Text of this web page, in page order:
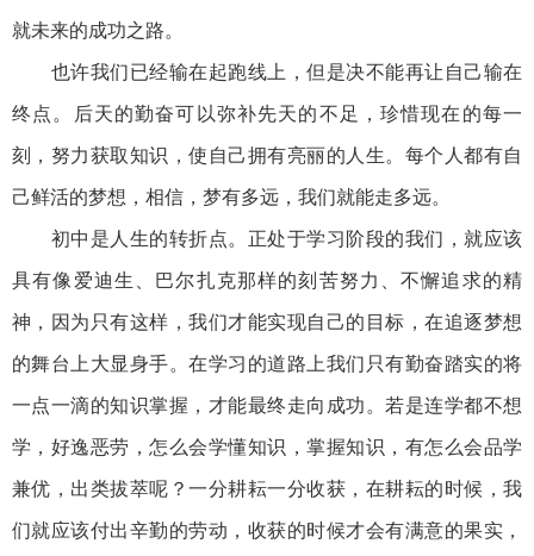
就未来的成功之路。
也许我们已经输在起跑线上，但是决不能再让自己输在
终点。后天的勤奋可以弥补先天的不足，珍惜现在的每一
刻，努力获取知识，使自己拥有亮丽的人生。每个人都有自
己鲜活的梦想，相信，梦有多远，我们就能走多远。
初中是人生的转折点。正处于学习阶段的我们，就应该
具有像爱迪生、巴尔扎克那样的刻苦努力、不懈追求的精
神，因为只有这样，我们才能实现自己的目标，在追逐梦想
的舞台上大显身手。在学习的道路上我们只有勤奋踏实的将
一点一滴的知识掌握，才能最终走向成功。若是连学都不想
学，好逸恶劳，怎么会学懂知识，掌握知识，有怎么会品学
兼优，出类拔萃呢？一分耕耘一分收获，在耕耘的时候，我
们就应该付出辛勤的劳动，收获的时候才会有满意的果实，